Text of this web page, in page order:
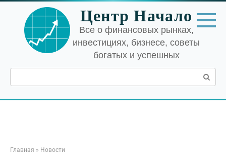
Перейти
контенту
Центр Начало
Все о финансовых рынках,
инвестициях, бизнесе, советы
богатых и успешных
Поиск:
Главная » Новости